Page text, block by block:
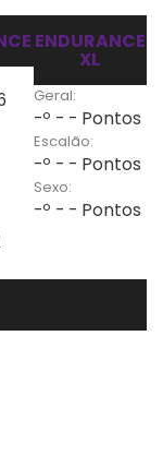
ENDURANCE
XL
Geral:
-º - - Pontos
Escalão:
-º - - Pontos
Sexo:
-º - - Pontos